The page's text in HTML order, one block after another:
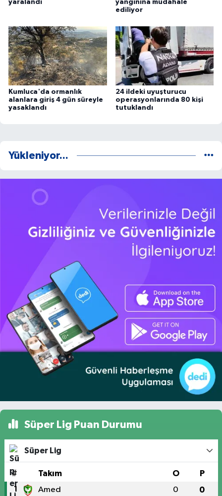
yaralandı
yangınına müdahale
ediliyor
Kumluca'da ormanlık
alanlara giriş 4 gün süreyle
yasaklandı
24 ildeki uyuşturucu
operasyonlarında 80 kişi
tutuklandı
Yükleniyor...
Süper Lig Puan Durumu
Süper Lig
# Takım O P
1 Amed 0 0